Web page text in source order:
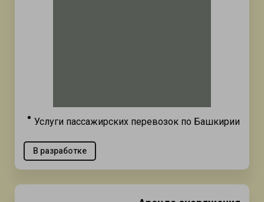
Услуги пассажирских перевозок по Башкирии
В разработке